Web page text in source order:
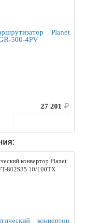
27 201 ₽
конвертор Planet
802S35 10/100TX